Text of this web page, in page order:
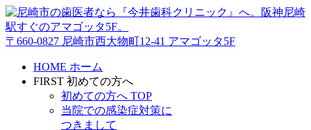
〒660-0827 尼崎市西大物町12-41 アマゴッタ5F
HOME ホーム
FIRST 初めての方へ
初めての方へ TOP
当院での感染症対策に
つきまして